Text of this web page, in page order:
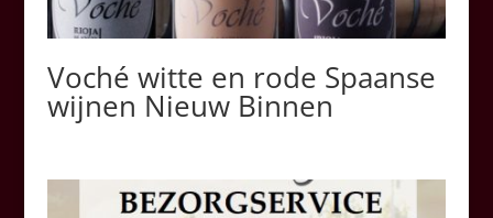
Voché witte en rode Spaanse
wijnen Nieuw Binnen